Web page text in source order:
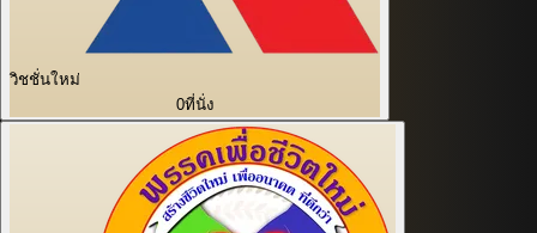
วิชชั่นใหม่
0ที่นั่ง